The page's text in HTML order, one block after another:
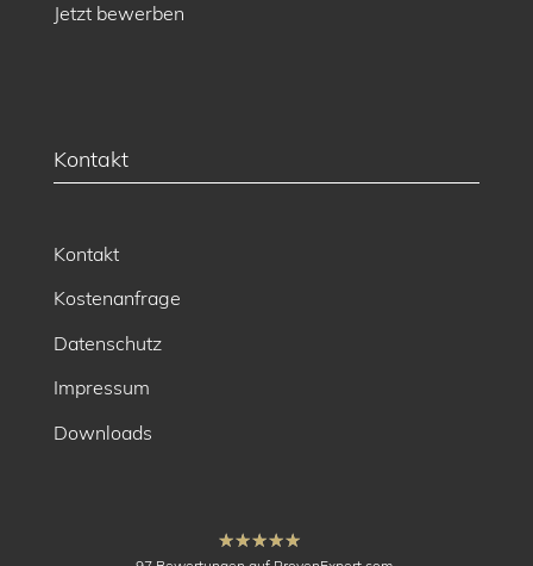
Jetzt bewerben
Kontakt
Kontakt
Kostenanfrage
Datenschutz
Impressum
Downloads